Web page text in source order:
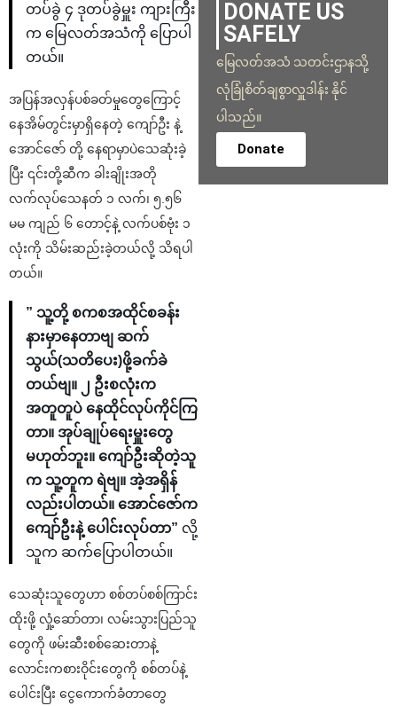
တပ်ခွဲ ၄ ဒုတပ်ခွဲမှူး ကျားကြီး
က မြေလတ်အသံကို ပြောပါ
တယ်။
အပြန်အလှန်ပစ်ခတ်မှုတွေကြောင့်
နေအိမ်တွင်းမှာရှိနေတဲ့ ကျော်ဦး နဲ့
အောင်ဇော် တို့ နေရာမှာပဲသေဆုံးခဲ့
ပြီး ၎င်းတို့ဆီက ခါးချိုးအတို
လက်လုပ်သေနတ် ၁ လက်၊ ၅.၅၆
မမ ကျည် ၆ တောင့်နဲ့ လက်ပစ်ဗုံး ၁
လုံးကို သိမ်းဆည်းခဲ့တယ်လို့ သိရပါ
တယ်။
” သူ့တို့ စကစအထိုင်စခန်း
နားမှာနေတာဗျ ဆက်
သွယ်(သတိပေး)ဖို့ခက်ခဲ
တယ်ဗျ။ ၂ ဦးစလုံးက
အတူတူပဲ နေထိုင်လုပ်ကိုင်ကြ
တာ။ အုပ်ချုပ်ရေးမှူး‌တွေ
မဟုတ်ဘူး။ ကျော်ဦးဆိုတဲ့သူ
က သူ့တူက ရဲဗျ။ အဲ့အရှိန်
လည်းပါတယ်။ အောင်ဇော်က
ကျော်ဦးနဲ့ ပေါင်းလုပ်တာ” လို့
သူက ဆက်ပြောပါတယ်။
သေဆုံးသူတွေဟာ စစ်တပ်စစ်ကြာင်း
ထိုးဖို့ လှုံ့ဆော်တာ၊ လမ်းသွားပြည်သူ
တွေကို ဖမ်းဆီးစစ်ဆေးတာနဲ့
လောင်းကစားဝိုင်း‌တွေကို စစ်တပ်နဲ့
ပေါင်းပြီး ငွေကောက်ခံတာ‌တွေ
DONATE US
SAFELY
မြေလတ်အသံ သတင်းဌာနသို့
လုံခြုံစိတ်ချစွာလှူဒါန်း နိုင်
ပါသည်။
Donate